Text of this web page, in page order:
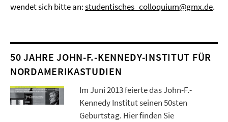
wendet sich bitte an:studentisches_colloquium@gmx.de.
50 JAHRE JOHN-F.-KENNEDY-INSTITUT FÜR
NORDAMERIKASTUDIEN
Im Juni 2013 feierte das John-F.-
Kennedy Institut seinen 50sten
Geburtstag. Hier finden Sie